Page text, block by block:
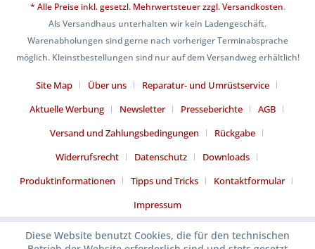
* Alle Preise inkl. gesetzl. Mehrwertsteuer zzgl.Versandkosten.
Als Versandhaus unterhalten wir kein Ladengeschäft.
Warenabholungen sind gerne nach vorheriger Terminabsprache
möglich. Kleinstbestellungen sind nur auf dem Versandweg erhältlich!
Site Map Über uns
Reparatur- und Umrüstservice
Aktuelle Werbung
Newsletter Presseberichte
AGB
Versand und Zahlungsbedingungen
Rückgabe
Widerrufsrecht
Datenschutz
Downloads
Produktinformationen
Tipps und Tricks
Kontaktformular
Impressum
Diese Website benutzt Cookies, die für den technischen